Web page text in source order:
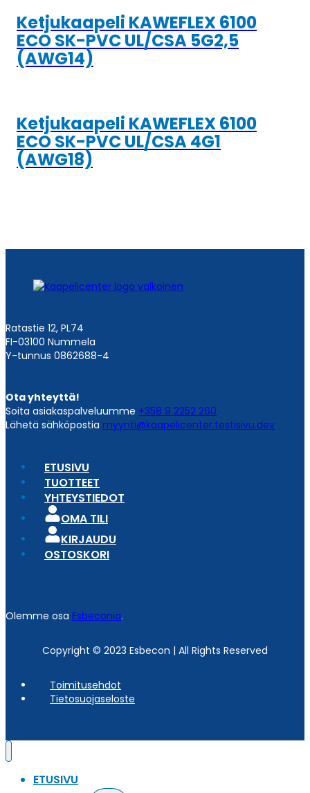
Ketjukaapeli KAWEFLEX 6100
ECO SK-PVC UL/CSA 5G2,5
(AWG14)
Ketjukaapeli KAWEFLEX 6100
ECO SK-PVC UL/CSA 4G1
(AWG18)
Ratastie 12, PL74
FI-03100 Nummela
Y-tunnus 0862688-4
Ota yhteyttä!
Soita asiakaspalveluumme +358 9 2252 260
Lähetä sähköpostia myynti@kaapelicenter.testisivu.dev
ETUSIVU
TUOTTEET
YHTEYSTIEDOT
OMA TILI
KIRJAUDU
OSTOSKORI
Olemme osa Esbeconia.
Copyright © 2023 Esbecon | All Rights Reserved
Toimitusehdot
Tietosuojaseloste
ETUSIVU